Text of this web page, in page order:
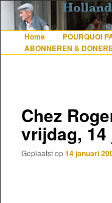
De gezelligste website
HoofdmenuSpring naar
Spring naar
Home
POURQUOI
ABONNEREN &
Chez
vrijdag,
Geplaatst op14 januari